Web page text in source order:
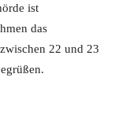
ist
das
22 und 23